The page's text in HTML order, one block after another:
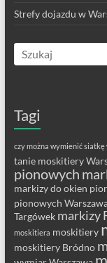
Strefy dojazdu w
Tagi
czy można wymienić
tanie moskitiery
pionowych
markizy do okien
pionowych
Targówek markizy
moskitiera moskitiery
moskitiery Bródno